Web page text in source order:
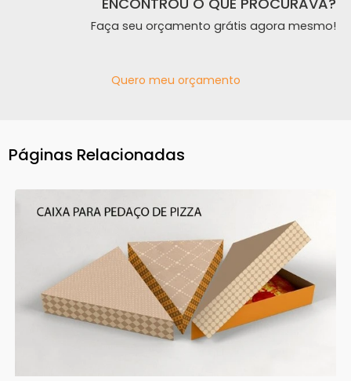
Faça seu orçamento grátis agora mesmo!
Quero meu orçamento
Páginas Relacionadas